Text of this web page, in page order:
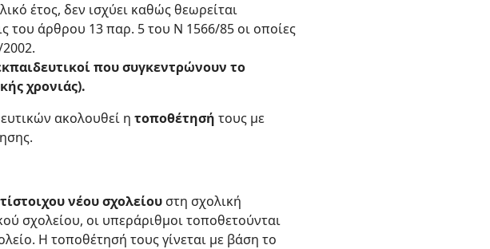
έτος, δεν ισχύει καθώς θεωρείται
του άρθρου 13 παρ. 5 του Ν 1566/85 οι οποίες
που συγκεντρώνουν το
χρονιάς).
ακολουθεί ητοποθέτησήτους με
νέου σχολείου στη σχολική
σχολείου, οι υπεράριθμοι τοποθετούνται
Η τοποθέτησή τους γίνεται με βάση το